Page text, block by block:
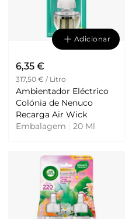
Adicionar
6,35 €
317,50 € / Litro
Ambientador Eléctrico
Colónia de Nenuco
Recarga Air Wick
Embalagem
20 Ml